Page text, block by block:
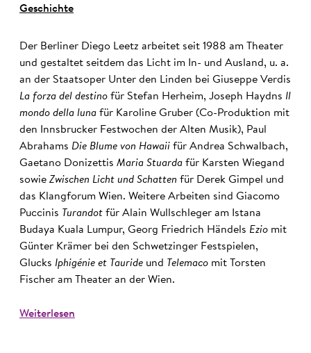
Geschichte
Der Berliner Diego Leetz arbeitet seit 1988 am Theater
und gestaltet seitdem das Licht im In- und Ausland, u. a.
an der Staatsoper Unter den Linden bei Giuseppe Verdis
La forza del destino für Stefan Herheim, Joseph Haydns Il
mondo della luna für Karoline Gruber (Co-Produktion mit
den Innsbrucker Festwochen der Alten Musik), Paul
Abrahams Die Blume von Hawaii für Andrea Schwalbach,
Gaetano Donizettis Maria Stuarda für Karsten Wiegand
sowie Zwischen Licht und Schatten für Derek Gimpel und
das Klangforum Wien. Weitere Arbeiten sind Giacomo
Puccinis Turandot für Alain Wullschleger am Istana
Budaya Kuala Lumpur, Georg Friedrich Händels Ezio mit
Günter Krämer bei den Schwetzinger Festspielen,
Glucks Iphigénie et Tauride und Telemaco mit Torsten
Fischer am Theater an der Wien.
Weiterlesen